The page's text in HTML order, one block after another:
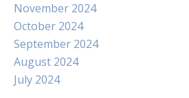
November 2024
October 2024
September 2024
August 2024
July 2024